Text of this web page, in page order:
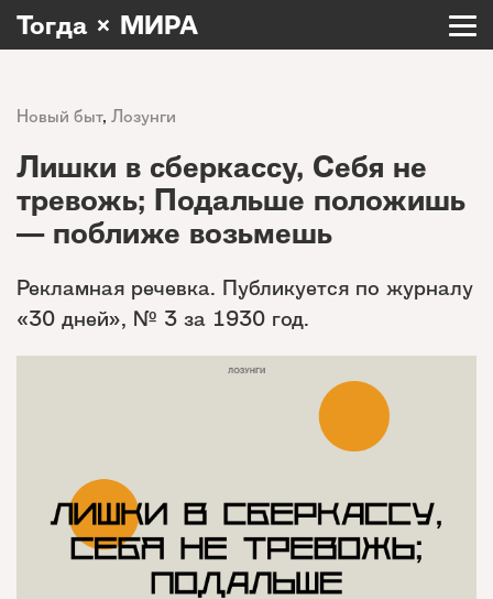
Тогда × МИРА
Новый быт, Лозунги
Лишки в сберкассу, Себя не
тревожь; Подальше положишь
— поближе возьмешь
Рекламная речевка. Публикуется по журналу
«30 дней», № 3 за 1930 год.